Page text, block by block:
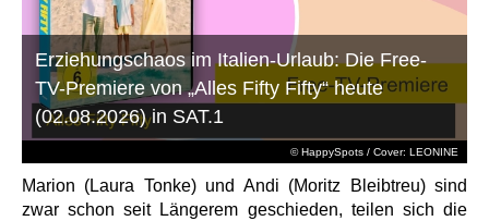
© HappySpots / Cover: LEONINE
Erziehungschaos im Italien-Urlaub: Die Free-
TV-Premiere von „Alles Fifty Fifty“ heute
(02.08.2026) in SAT.1
Marion (Laura Tonke) und Andi (Moritz Bleibtreu) sind
zwar schon seit Längerem geschieden, teilen sich die